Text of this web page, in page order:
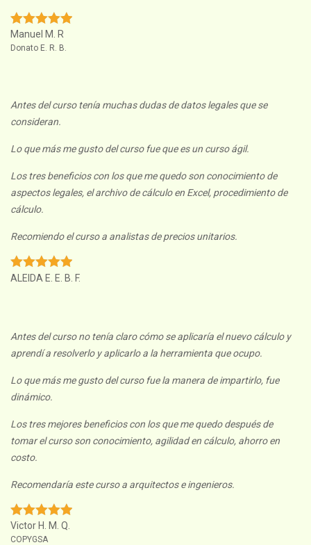
Manuel M. R
Donato E. R. B.
Antes del curso tenía muchas dudas de datos legales que se
consideran.
Lo que más me gusto del curso fue que es un curso ágil.
Los tres beneficios con los que me quedo son conocimiento de
aspectos legales, el archivo de cálculo en Excel, procedimiento de
cálculo.
Recomiendo el curso a analistas de precios unitarios.
ALEIDA E. E. B. F.
Antes del curso no tenía claro cómo se aplicaría el nuevo cálculo y
aprendí a resolverlo y aplicarlo a la herramienta que ocupo.
Lo que más me gusto del curso fue la manera de impartirlo, fue
dinámico.
Los tres mejores beneficios con los que me quedo después de
tomar el curso son conocimiento, agilidad en cálculo, ahorro en
costo.
Recomendaría este curso a arquitectos e ingenieros.
Victor H. M. Q.
COPYGSA